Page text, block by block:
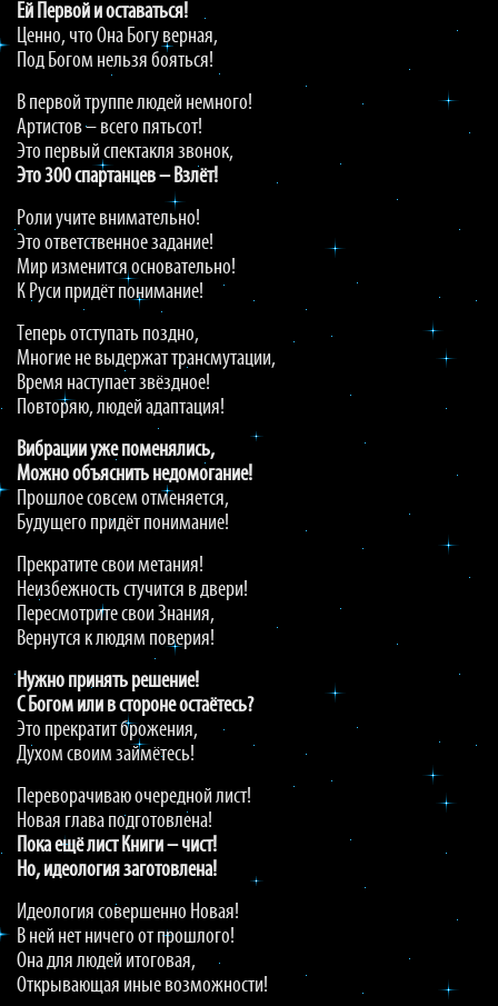
Ей Первой и оставаться!
Ценно, что Она Богу верная,
Под Богом нельзя бояться!
В первой труппе людей немного!
Артистов – всего пятьсот!
Это первый спектакля звонок,
Это 300 спартанцев – Взлёт!
Роли учите внимательно!
Это ответственное задание!
Мир изменится основательно!
К Руси придёт понимание!
Теперь отступать поздно,
Многие не выдержат трансмутации,
Время наступает звёздное!
Повторяю, людей адаптация!
Вибрации уже поменялись,
Можно объяснить недомогание!
Прошлое совсем отменяется,
Будущего придёт понимание!
Прекратите свои метания!
Неизбежность стучится в двери!
Пересмотрите свои Знания,
Вернутся к людям поверия!
Нужно принять решение!
С Богом или в стороне остаётесь?
Это прекратит брожения,
Духом своим займётесь!
Переворачиваю очередной лист!
Новая глава подготовлена!
Пока ещё лист Книги – чист!
Но, идеология заготовлена!
Идеология совершенно Новая!
В ней нет ничего от прошлого!
Она для людей итоговая,
Открывающая иные возможности!